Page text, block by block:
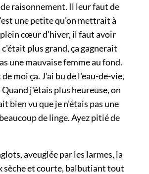
de raisonnement. Il leur faut de
une petite qu'on mettrait à
plein cœur d'hiver, il faut avoir
plus grand, ça gagnerait
une mauvaise femme au fond.
moi ça. J'ai bu de l'eau-de-vie,
j'étais plus heureuse, on
bien vu que je n'étais pas une
de linge. Ayez pitié de
aveuglée par les larmes, la
sèche et courte, balbutiant tout